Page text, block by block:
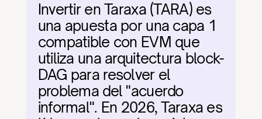
Invertir en Taraxa (TARA) es
una apuesta por una capa 1
compatible con EVM que
utiliza una arquitectura block-
DAG para resolver el
problema del "acuerdo
informal". En 2026, Taraxa es